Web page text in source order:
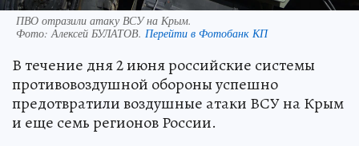
ПВО отразили атаку ВСУ на Крым.
Фото:Алексей БУЛАТОВ. Перейти в Фотобанк КП
В течение дня 2 июня российские системы
противовоздушной обороны успешно
предотвратили воздушные атаки ВСУ на Крым
и еще семь регионов России.